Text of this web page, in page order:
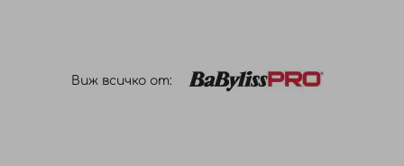
Виж всичко от: